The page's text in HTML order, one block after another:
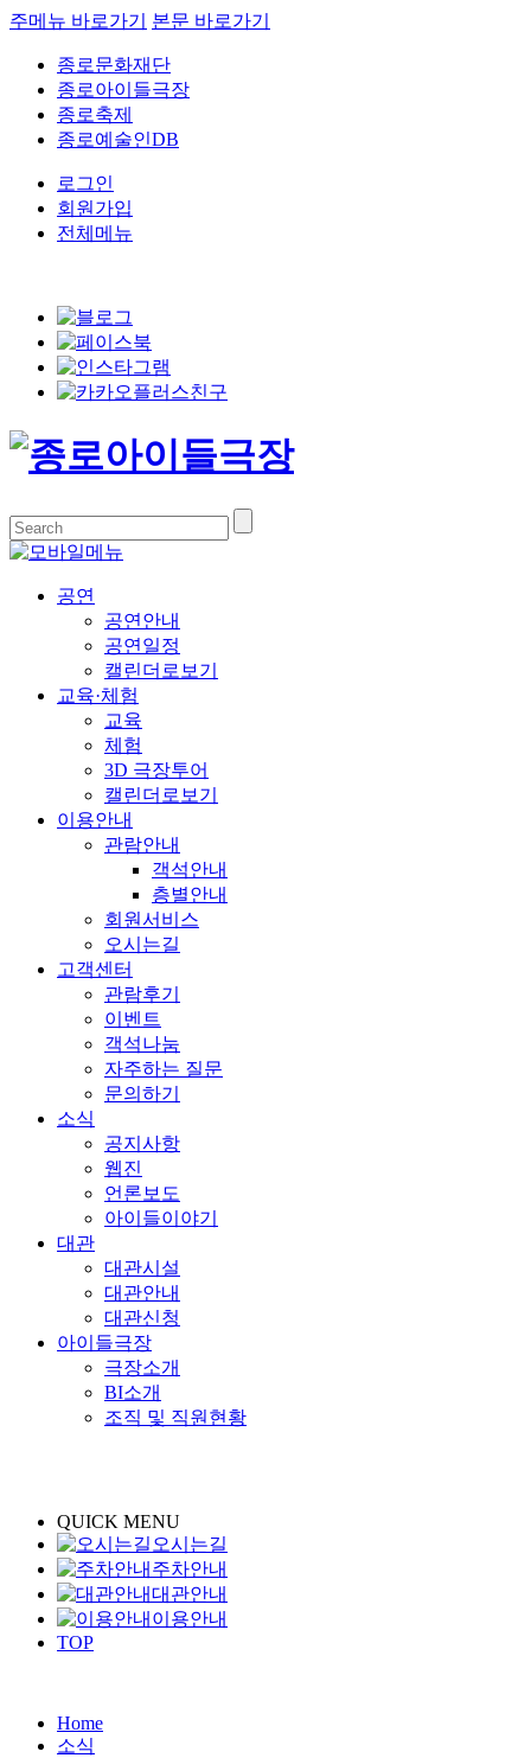
주메뉴 바로가기 본문 바로가기
종로문화재단
종로아이들극장
종로축제
종로예술인DB
로그인
회원가입
전체메뉴
공연
공연안내
공연일정
캘린더로보기
교육·체험
교육
체험
3D 극장투어
캘린더로보기
이용안내
관람안내
객석안내
층별안내
회원서비스
오시는길
고객센터
관람후기
이벤트
객석나눔
자주하는 질문
문의하기
소식
공지사항
웹진
언론보도
아이들이야기
대관
대관시설
대관안내
대관신청
아이들극장
극장소개
BI소개
조직 및 직원현황
QUICK MENU
오시는길
주차안내
대관안내
이용안내
TOP
Home
소식